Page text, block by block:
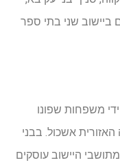
ביישוב שני בתי ספר
2008 בעיקר על ידי משפחות שפונו
אשכול. בבני
ורבים מתושבי היישוב עוסקים